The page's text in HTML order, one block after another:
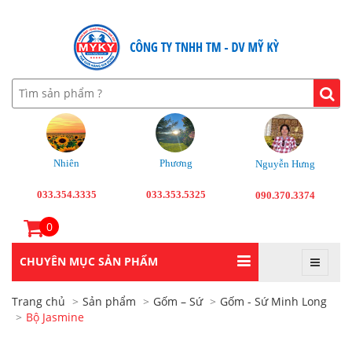
Nhiên
033.354.3335
Phương
033.353.5325
Nguyễn Hưng
090.370.3374
0
CHUYÊN MỤC SẢN PHẨM
Trang chủ Sản phẩm Gốm – Sứ
Gốm - Sứ Minh Long
Bộ Jasmine